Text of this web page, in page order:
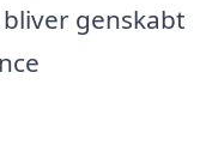
genskabt